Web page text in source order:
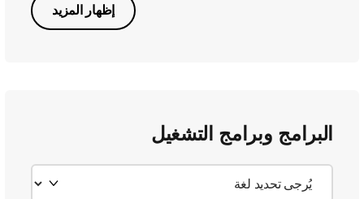
إظهار المزيد
البرامج وبرامج التشغيل